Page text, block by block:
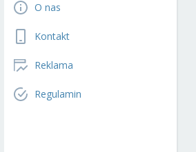
O nas
Kontakt
Reklama
Regulamin